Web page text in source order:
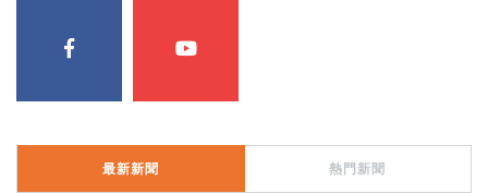
最新新聞 熱門新聞